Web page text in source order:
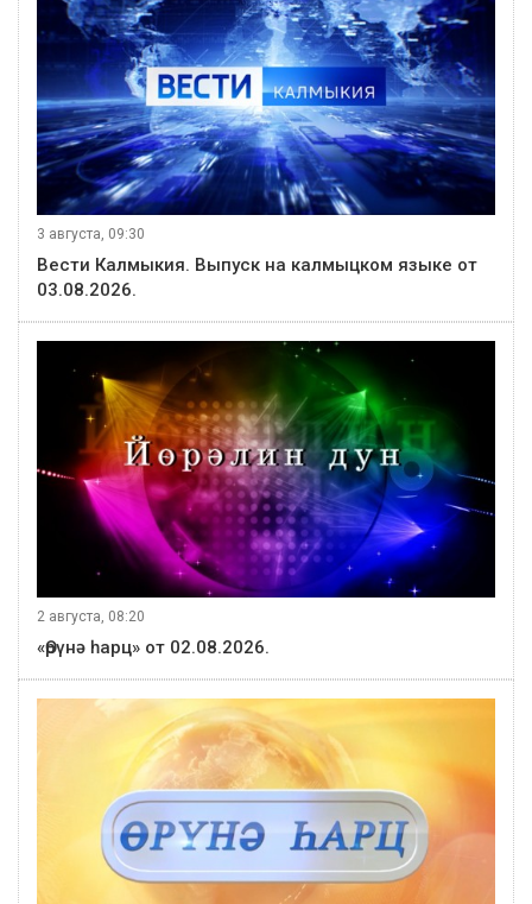
3 августа, 09:30
Вести Калмыкия. Выпуск на калмыцком языке от
03.08.2026.
2 августа, 08:20
«Өрүнә һарц» от 02.08.2026.